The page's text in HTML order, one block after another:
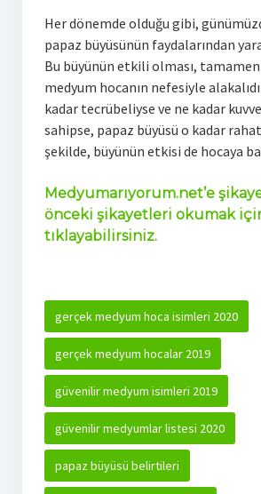
Her dönemde olduğu gibi,
papaz büyüsünün faydalarından
Bu büyünün etkili olması,
medyum hocanın nefesiyle
kadar tecrübeliyse ve ne kadar
sahipse, papaz büyüsü o kadar
şekilde, büyünün etkisi de hocaya
Medyumarıyorum.net’e
önceki şikayetleri okumak
tıklayabilirsiniz.
gerçek medyum hoca isimleri 2020
gerçek medyum hocalar 2019
güvenilir medyum isimleri 2019
güvenilir medyumlar listesi 2020
papaz büyüsü belirtileri